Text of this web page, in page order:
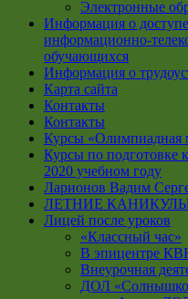
Электронные
Информация о
информационно-
обучающихся
Информация о
Карта сайта
Контакты
Контакты
Курсы «Олимпиадная
Курсы по подготовке
2020 учебном году
Ларионов Вадим
ЛЕТНИЕ
Лицей после уроков
«Классный час»
В эпицентре
Внеурочная
ДОЛ